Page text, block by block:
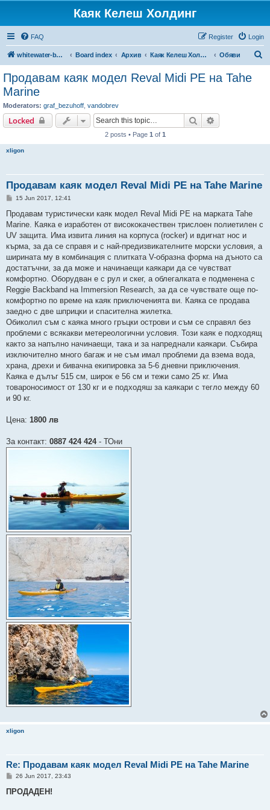
Каяк Келеш Холдинг
FAQ Login
Register
whitewater-bg.org Board index Архив Каяк Келеш Холдинг Обяви
Продавам каяк модел Reval Midi PE на Tahe
Marine
Moderators: graf_bezuhoff vandobrev
Locked Search
2 posts • Page 1 of 1
xligon
Продавам каяк модел Reval Midi PE на Tahe Marine
P
s
15 Jun 2017, 12:41
Продавам туристически каяк модел Reval Midi PE на марката Tahe
Marine. Каяка е изработен от висококачествен трислоен полиетилен с
UV защита. Има извита линия на корпуса (rocker) и вдигнат нос и
кърма, за да се справя и с най-предизвикателните морски условия, а
ширината му в комбинация с плитката V-образна форма на дъното са
достатъчни, за да може и начинаещи каякари да се чувстват
комфортно. Оборудван е с рул и скег, а облегалката е подменена с
Reggie Backband на Immersion Research, за да се чувствате още по-
комфортно по време на каяк приключенията ви. Каяка се продава
заедно с две шприцки и спасителна жилетка.
Обиколил съм с каяка много гръцки острови и съм се справял без
проблеми с всякакви метереологични условия. Този каяк е подходящ
както за напълно начинаещи, така и за напреднали каякари. Събира
изключително много багаж и не съм имал проблеми да взема вода,
храна, дрехи и бивачна екипировка за 5-6 дневни приключения.
Каяка е дълъг 515 см, широк е 56 см и тежи само 25 кг. Има
товароносимост от 130 кг и е подходяш за каякари с тегло между 60
и 90 кг.
Цена: 1800 лв
За контакт: 0887 424 424- ТОни
xligon
Re: Продавам каяк модел Reval Midi PE на Tahe Marine
P
s
26 Jun 2017, 23:43
ПРОДАДЕН!